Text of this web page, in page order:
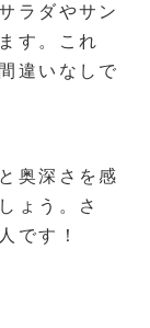
ラダやサン
す。これ
違いなしで
奥深さを感
ょう。さ
です！